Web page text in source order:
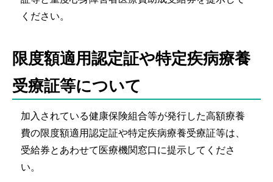
ください。
限度額適用認定証や特定疾病療養
受療証等について
加入されている健康保険組合等が発行した高額療養
費の限度額適用認定証や特定疾病療養受療証等は、
受給券とあわせて医療機関窓口に提示してくださ
い。